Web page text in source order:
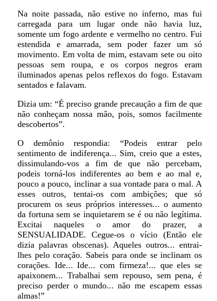
Na noite passada, não estive no inferno, mas fui
carregada para um lugar onde não havia luz,
somente um fogo ardente e vermelho no centro. Fui
estendida e amarrada, sem poder fazer um só
movimento. Em volta de mim, estavam sete ou oito
pessoas sem roupa, e os corpos negros eram
iluminados apenas pelos reflexos do fogo. Estavam
sentados e falavam.
Dizia um: “É preciso grande precaução a fim de que
não conheçam nossa mão, pois, somos facilmente
descobertos”.
O demônio respondia: “Podeis entrar pelo
sentimento de indiferença... Sim, creio que a estes,
dissimulando-vos a fim de que não percebam,
podeis torná-los indiferentes ao bem e ao mal e,
pouco a pouco, inclinar a sua vontade para o mal. A
esses outros, tentai-os com ambições; que só
procurem os seus próprios interesses... o aumento
da fortuna sem se inquietarem se é ou não legítima.
Excitai naqueles o amor do prazer, a
SENSUALIDADE. Cegue-os o vício (Então ele
dizia palavras obscenas). Aqueles outros... entrai-
lhes pelo coração. Sabeis para onde se inclinam os
corações. Ide... Ide... com firmeza!... que eles se
apaixonem... Trabalhai sem repouso, sem pena, é
preciso perder o mundo... não me escapem essas
almas!”